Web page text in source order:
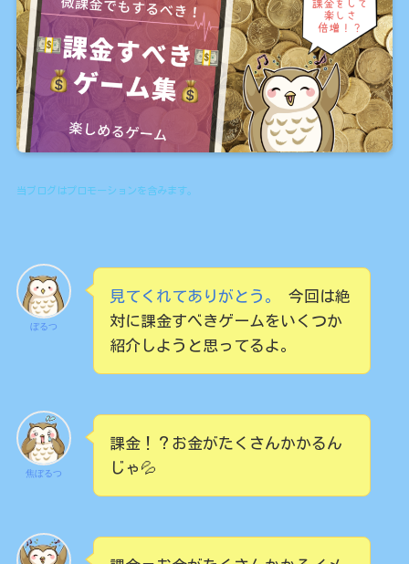
当ブログはプロモーションを含みます。
ぼるつ
見てくれてありがとう。
今回は絶
対に課金すべきゲームをいくつか
紹介しようと思ってるよ。
焦ぼるつ
課金！？お金がたくさんかかるん
じゃ💦